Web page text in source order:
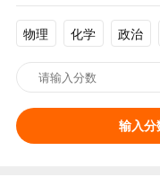
物理 化学 政治
输入分